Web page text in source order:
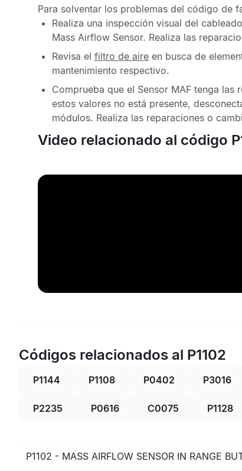
Para solventar los problemas del código de
Realiza una inspección visual del
Mass Airflow Sensor. Realiza las
Revisa el filtro de aire en busca de
mantenimiento respectivo.
Comprueba que el Sensor MAF tenga las
estos valores no está presente,
módulos. Realiza las reparaciones o
Video relacionado al código
Códigos relacionados al P1102
P1144 P1108 P0402 P3016
P2235 P0616 C0075 P1128
P1102 - MASS AIRFLOW SENSOR IN RANGE